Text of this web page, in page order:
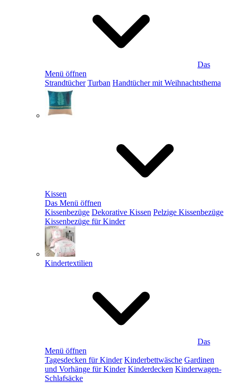
Das
Menü öffnen
Strandtücher Turban Handtücher mit Weihnachtsthema
Kissen
Das Menü öffnen
Kissenbezüge Dekorative Kissen Pelzige Kissenbezüge
Kissenbezüge für Kinder
Kindertextilien
Das
Menü öffnen
Tagesdecken für Kinder Kinderbettwäsche Gardinen
und Vorhänge für Kinder Kinderdecken Kinderwagen-
Schlafsäcke